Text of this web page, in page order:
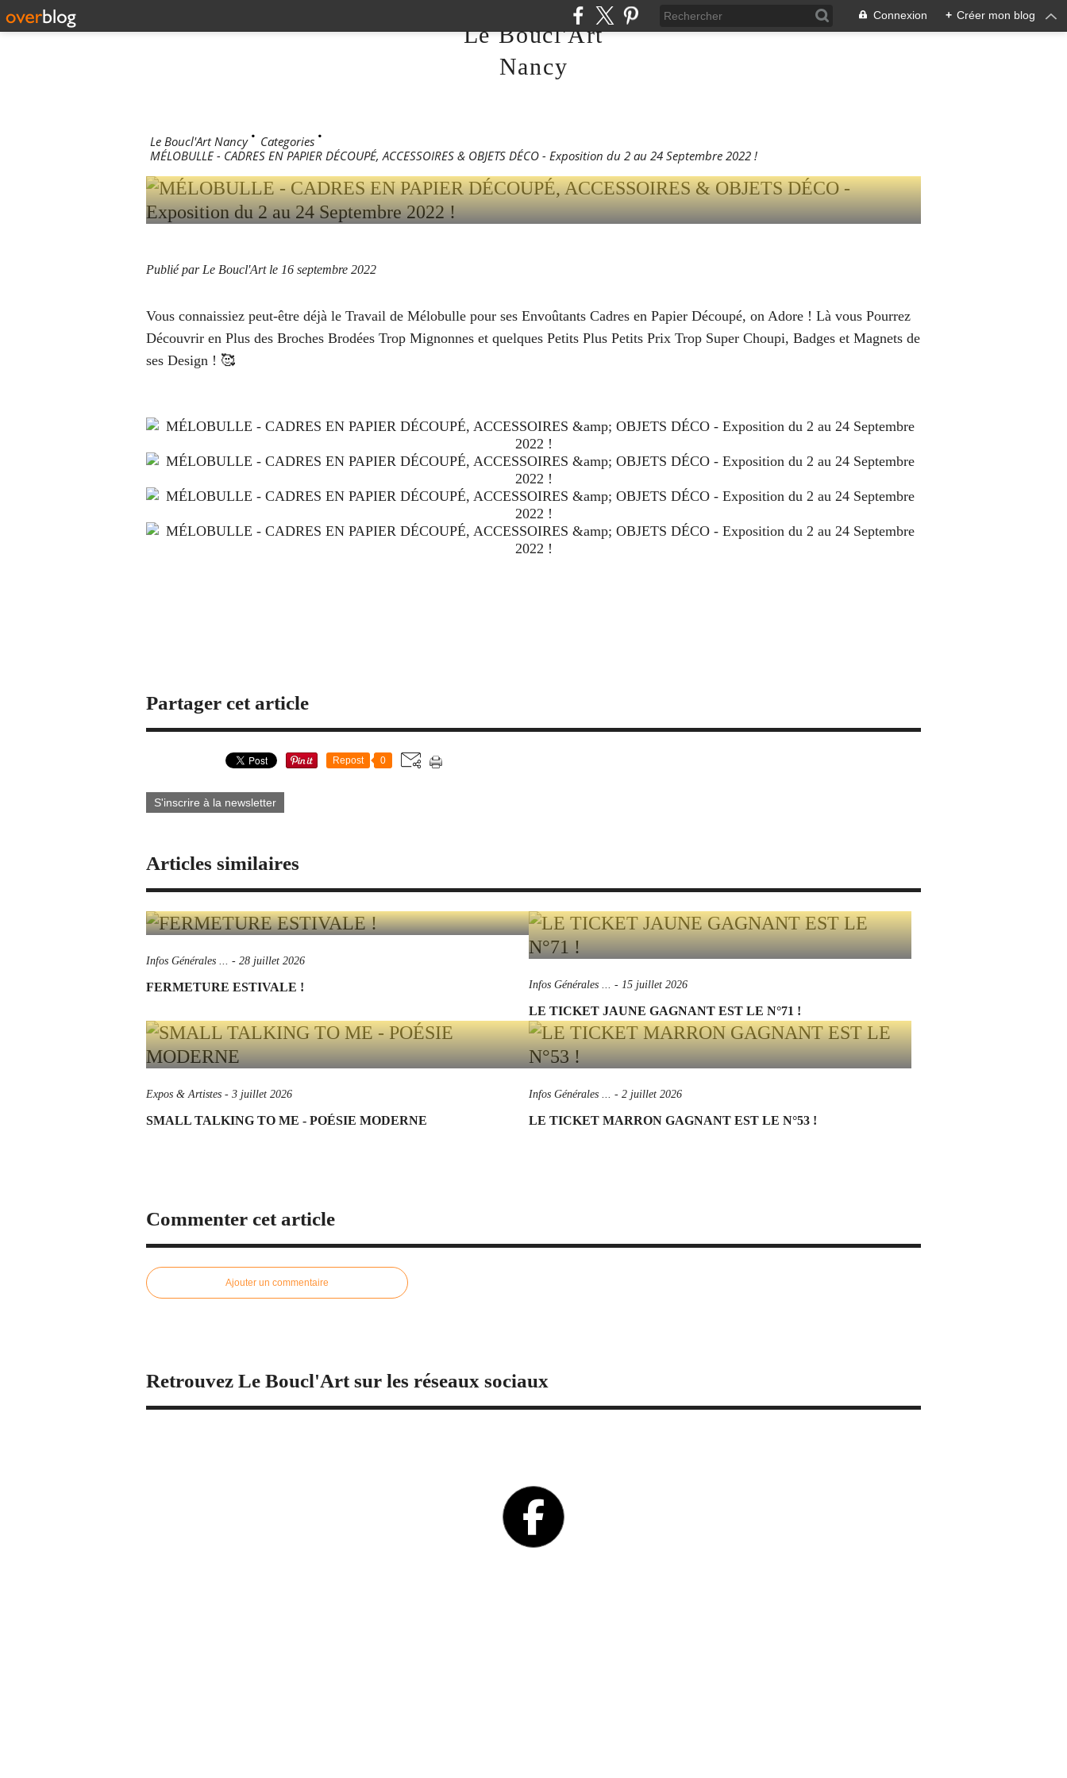
Connexion + Créer mon blog
Le Boucl'Art
Nancy
Le Boucl'Art Nancy > Categories >
MÉLOBULLE - CADRES EN PAPIER DÉCOUPÉ, ACCESSOIRES & OBJETS DÉCO - Exposition du 2 au 24 Septembre 2022 !
MÉLOBULLE - CADRES EN PAPIER
DÉCOUPÉ, ACCESSOIRES & OBJETS DÉCO
2022 !
Publié par Le Boucl'Art le 16 septembre 2022
Vous connaissiez peut-être déjà le Travail de Mélobulle pour ses Envoûtants Cadres en Papier Découpé, on Adore ! Là vous Pourrez
Découvrir en Plus des Broches Brodées Trop Mignonnes et quelques Petits Plus Petits Prix Trop Super Choupi, Badges et Magnets de
ses Design ! 🥰
Partager cet article
Repost 0
S'inscrire à la newsletter
Articles similaires
Infos Générales ... - 28 juillet 2026
FERMETURE ESTIVALE ! Infos Générales ... - 15 juillet 2026
LE TICKET JAUNE GAGNANT EST LE N°71 !
Expos & Artistes - 3 juillet 2026
SMALL TALKING TO ME - POÉSIE MODERNE
Infos Générales ... - 2 juillet 2026
LE TICKET MARRON GAGNANT EST LE N°53 !
Commenter cet article
Ajouter un commentaire
Retrouvez Le Boucl'Art sur les réseaux sociaux